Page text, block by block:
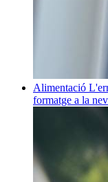
Alimentació
formatge a la